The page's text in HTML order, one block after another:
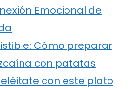
Emocional de
Cómo preparar
con patatas
con este plato